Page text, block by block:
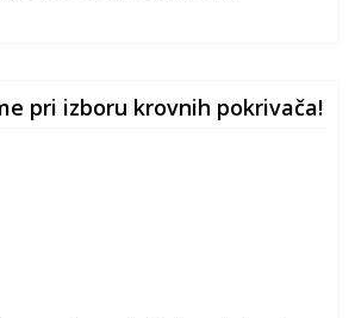
pri izboru krovnih pokrivača!